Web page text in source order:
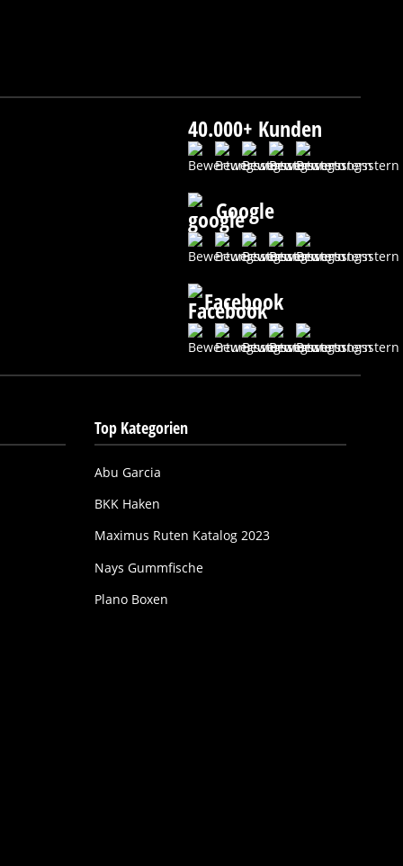
40.000+ Kunden
Google
Facebook
Top Kategorien
Abu Garcia
BKK Haken
Maximus Ruten Katalog 2023
Nays Gummfische
Plano Boxen